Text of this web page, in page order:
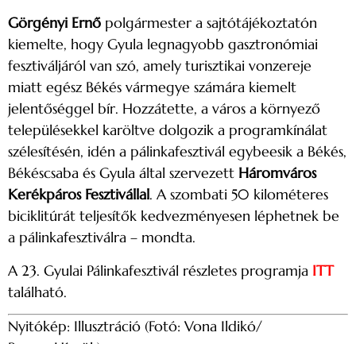
Görgényi Ernő polgármester a sajtótájékoztatón
kiemelte, hogy Gyula legnagyobb gasztronómiai
fesztiváljáról van szó, amely turisztikai vonzereje
miatt egész Békés vármegye számára kiemelt
jelentőséggel bír. Hozzátette, a város a környező
településekkel karöltve dolgozik a programkínálat
szélesítésén, idén a pálinkafesztivál egybeesik a Békés,
Békéscsaba és Gyula által szervezett Háromváros
Kerékpáros Fesztivállal. A szombati 50 kilométeres
biciklitúrát teljesítők kedvezményesen léphetnek be
a pálinkafesztiválra – mondta.
A 23. Gyulai Pálinkafesztivál részletes programja ITT
található.
Nyitókép: Illusztráció (Fotó: Vona Ildikó/